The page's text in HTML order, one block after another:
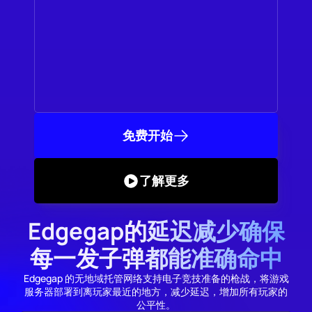
免费开始
了解更多
Edgegap的延迟减少确保
每一发子弹都能准确命中
Edgegap 的无地域托管网络支持电子竞技准备的枪战，将游戏
服务器部署到离玩家最近的地方，减少延迟，增加所有玩家的
公平性。